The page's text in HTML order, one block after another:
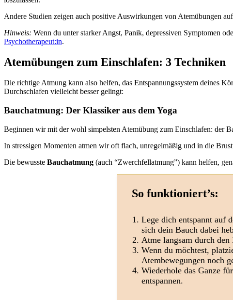
Andere Studien zeigen auch positive Auswirkungen von Atemübungen auf
Hinweis: Wenn du unter starker Angst, Panik, depressiven Symptomen
Psychotherapeut:in.
Atemübungen zum Einschlafen: 3 Techniken
Die richtige Atmung kann also helfen, das Entspannungssystem deines
Durchschlafen vielleicht besser gelingt:
Bauchatmung: Der Klassiker aus dem Yoga
Beginnen wir mit der wohl simpelsten Atemübung zum Einschlafen: der
In stressigen Momenten atmen wir oft flach, unregelmäßig und in die
Die bewusste Bauchatmung (auch “Zwerchfellatmung”) kann helfen,
So funktioniert’s:
Lege dich entspannt auf
sich dein Bauch dabei
Atme langsam durch
Wenn du möchtest,
Atembewegungen noch
Wiederhole das Ganze
entspannen.